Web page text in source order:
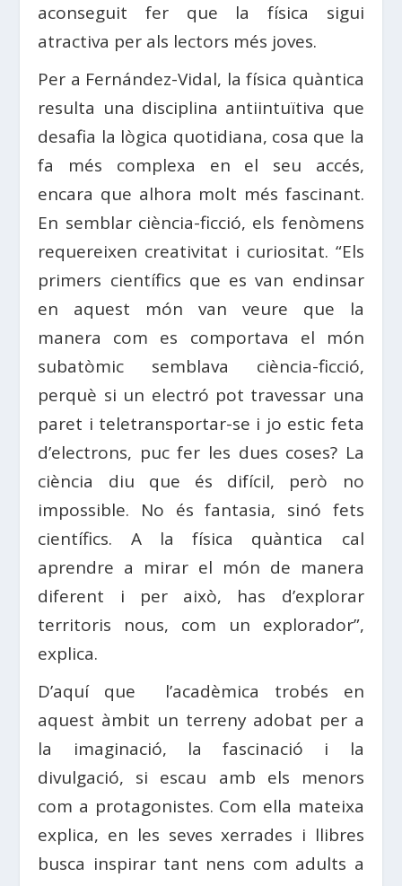
aconseguit fer que la física sigui
atractiva per als lectors més joves.
Per a Fernández-Vidal, la física quàntica
resulta una disciplina antiintuïtiva que
desafia la lògica quotidiana, cosa que la
fa més complexa en el seu accés,
encara que alhora molt més fascinant.
En semblar ciència-ficció, els fenòmens
requereixen creativitat i curiositat. “Els
primers científics que es van endinsar
en aquest món van veure que la
manera com es comportava el món
subatòmic semblava ciència-ficció,
perquè si un electró pot travessar una
paret i teletransportar-se i jo estic feta
d’electrons, puc fer les dues coses? La
ciència diu que és difícil, però no
impossible. No és fantasia, sinó fets
científics. A la física quàntica cal
aprendre a mirar el món de manera
diferent i per això, has d’explorar
territoris nous, com un explorador”,
explica.
D’aquí que l’acadèmica trobés en
aquest àmbit un terreny adobat per a
la imaginació, la fascinació i la
divulgació, si escau amb els menors
com a protagonistes. Com ella mateixa
explica, en les seves xerrades i llibres
busca inspirar tant nens com adults a